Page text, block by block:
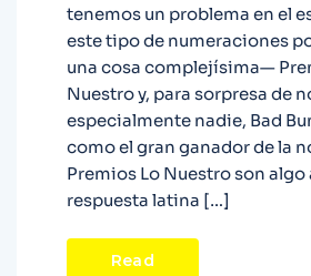
tenemos un problema en el
este tipo de numeraciones
una cosa complejísima—
Nuestro y, para sorpresa de
especialmente nadie, Bad
como el gran ganador de la
Premios Lo Nuestro son algo
respuesta latina […]
Read